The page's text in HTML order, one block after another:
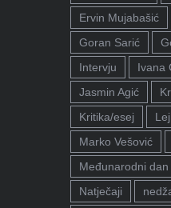
Ervin Mujabašić
Goran Sarić
Intervju
Ivana
Jasmin Agić
Kritika/esej
Marko Vešović
Međunarodni
Natječaji